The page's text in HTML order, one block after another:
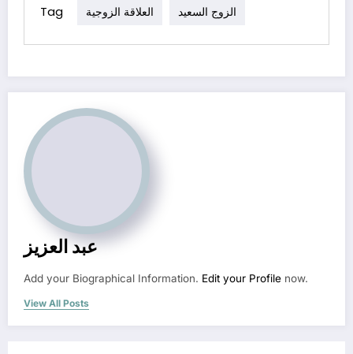
Tag الزوج السعيد العلاقة الزوجية
عبد العزيز
Add your Biographical Information. Edit your Profile now.
View All Posts